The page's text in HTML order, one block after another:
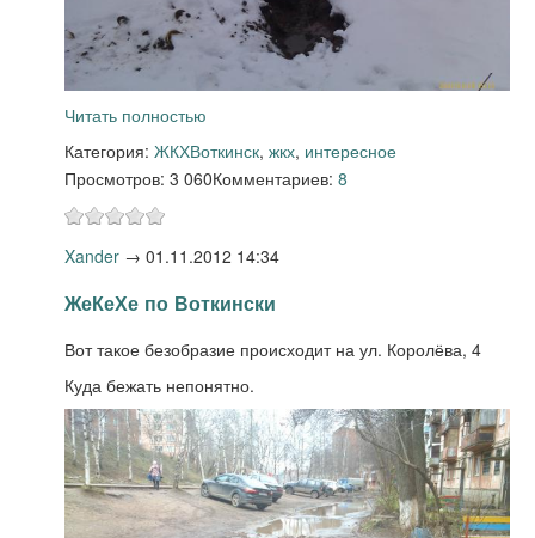
Читать полностью
Категория: ЖКХВоткинск, жкх, интересное
Просмотров: 3 060Комментариев: 8
Xander → 01.11.2012 14:34
ЖеКеХе по Воткински
Вот такое безобразие происходит на ул. Королёва, 4
Куда бежать непонятно.